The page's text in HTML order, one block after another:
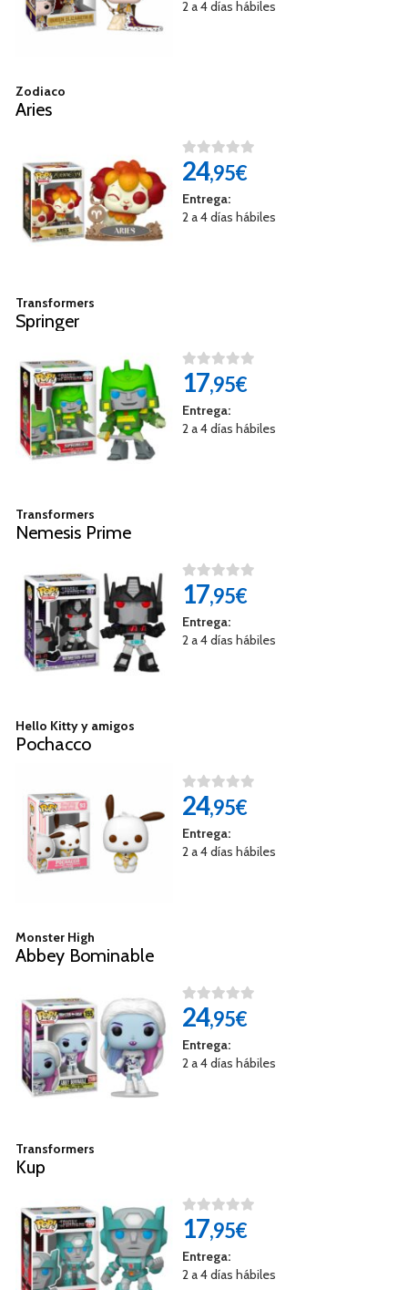
2 a 4 días hábiles
Zodiaco
Aries
24,95€
Entrega:
2 a 4 días hábiles
Transformers
Springer
17,95€
Entrega:
2 a 4 días hábiles
Transformers
Nemesis Prime
17,95€
Entrega:
2 a 4 días hábiles
Hello Kitty y amigos
Pochacco
24,95€
Entrega:
2 a 4 días hábiles
Monster High
Abbey Bominable
24,95€
Entrega:
2 a 4 días hábiles
Transformers
Kup
17,95€
Entrega:
2 a 4 días hábiles